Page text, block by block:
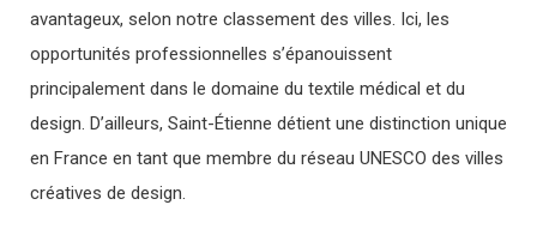
avantageux, selon notre classement des villes. Ici, les
opportunités professionnelles s’épanouissent
principalement dans le domaine du textile médical et du
design. D’ailleurs, Saint-Étienne détient une distinction unique
en France en tant que membre du réseau UNESCO des villes
créatives de design.